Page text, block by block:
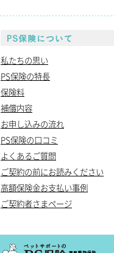
私たちの思い
PS保険の特長
保険料
補償内容
お申し込みの流れ
PS保険の口コミ
よくあるご質問
ご契約の前にお読みください
高額保険金お支払い事例
ご契約者さまページ